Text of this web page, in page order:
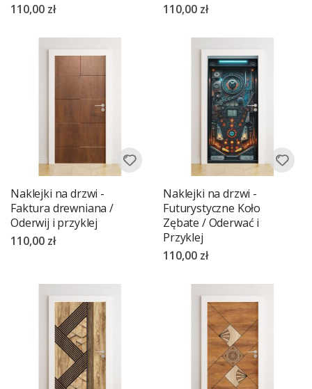
110,00 zł
110,00 zł
Naklejki na drzwi -
Faktura drewniana /
Oderwij i przyklej
110,00 zł
Naklejki na drzwi -
Futurystyczne Koło
Zębate / Oderwać i
Przyklej
110,00 zł